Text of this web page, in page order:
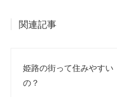
関連記事
姫路の街って住みやすい
の？